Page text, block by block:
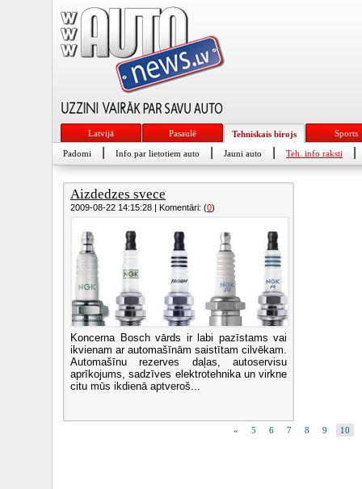
Latvijā Pasaulē Tehniskais birojs Sports
Padomi Info par lietotiem auto Jauni auto Teh. info raksti
Aizdedzes svece
2009-08-22 14:15:28 | Komentāri: (0)
Koncerna Bosch vārds ir labi pazīstams vai
ikvienam ar automašīnām saistītam cilvēkam.
Automašīnu rezerves daļas, autoservisu
aprīkojums, sadzīves elektrotehnika un virkne
citu mūs ikdienā aptveroš...
« 5 6 7 8 9 10